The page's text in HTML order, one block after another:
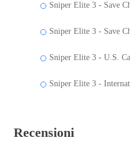
Sniper Elite 3 - Save
Sniper Elite 3 - Save
Sniper Elite 3 - U.S.
Sniper Elite 3 -
Recensioni